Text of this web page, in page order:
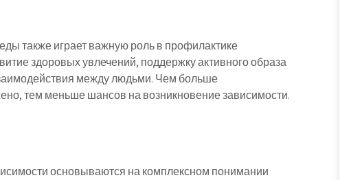
также играет важную роль в профилактике
здоровых увлечений, поддержку активного образа
между людьми. Чем больше
тем меньше шансов на возникновение зависимости.
основываются на комплексном понимании